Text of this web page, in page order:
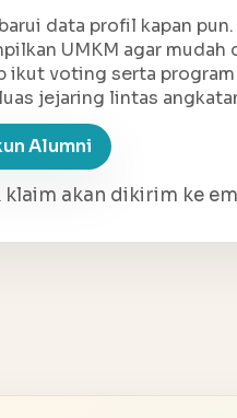
data profil kapan pun.
UMKM agar
ikut voting serta program
jejaring lintas
Alumni
klaim akan dikirim ke